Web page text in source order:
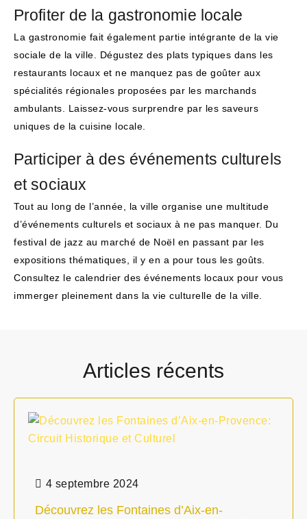
Profiter de la gastronomie locale
La gastronomie fait également partie intégrante de la vie
sociale de la ville. Dégustez des plats typiques dans les
restaurants locaux et ne manquez pas de goûter aux
spécialités régionales proposées par les marchands
ambulants. Laissez-vous surprendre par les saveurs
uniques de la cuisine locale.
Participer à des événements culturels
et sociaux
Tout au long de l’année, la ville organise une multitude
d’événements culturels et sociaux à ne pas manquer. Du
festival de jazz au marché de Noël en passant par les
expositions thématiques, il y en a pour tous les goûts.
Consultez le calendrier des événements locaux pour vous
immerger pleinement dans la vie culturelle de la ville.
Articles récents
4 septembre 2024
Découvrez les Fontaines d’Aix-en-